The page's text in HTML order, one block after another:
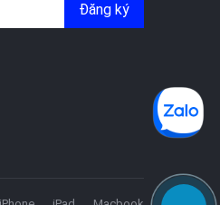
Đăng ký